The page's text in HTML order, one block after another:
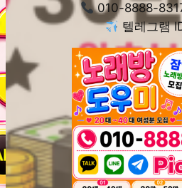
010-8888-
텔레그램